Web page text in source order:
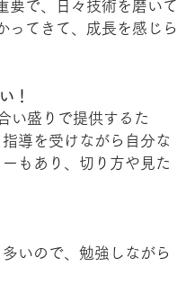
要で、日々技術を磨いて
ってきて、成長を感じら
！
い盛りで提供するた
導を受けながら自分な
もあり、切り方や見た
いので、勉強しながら